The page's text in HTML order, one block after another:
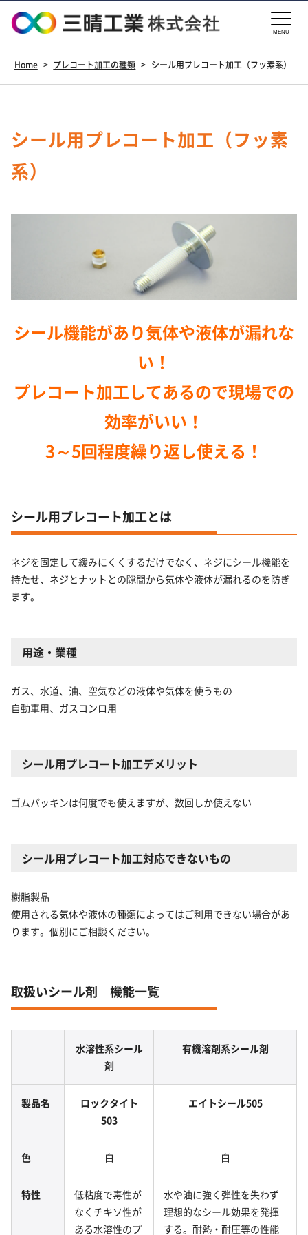
MENU
Home > プレコート加工の種類 > シール用プレコート加工（フッ素系）
シール用プレコート加工（フッ素
系）
シール機能があり気体や液体が漏れな
い！
プレコート加工してあるので現場での
効率がいい！
3～5回程度繰り返し使える！
シール用プレコート加工とは
ネジを固定して緩みにくくするだけでなく、ネジにシール機能を
持たせ、ネジとナットとの隙間から気体や液体が漏れるのを防ぎ
ます。
用途・業種
ガス、水道、油、空気などの液体や気体を使うもの
自動車用、ガスコンロ用
シール用プレコート加工デメリット
ゴムパッキンは何度でも使えますが、数回しか使えない
シール用プレコート加工対応できないもの
樹脂製品
使用される気体や液体の種類によってはご利用できない場合があ
ります。個別にご相談ください。
取扱いシール剤 機能一覧
水溶性系シール
剤
有機溶剤系シール剤
製品名
ロックタイト
503
エイトシール505
色 白 白
特性
低粘度で毒性が
なくチキソ性が
ある水溶性のプ
水や油に強く弾性を失わず
理想的なシール効果を発揮
する。耐熱・耐圧等の性能